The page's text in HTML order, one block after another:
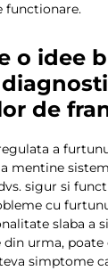
functionare.
o idee
de
a
mentine
sigur si
cu
slaba a
din urma,
simptome